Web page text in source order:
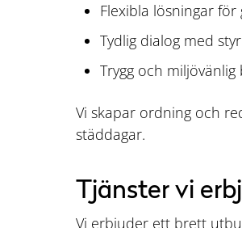
Flexibla lösningar
Tydlig dialog med
Trygg och
Vi skapar ordning och
städdagar.
Tjänster vi
Vi erbjuder ett brett